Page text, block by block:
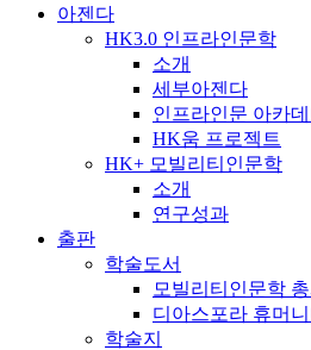
아젠다
HK3.0 인프라인문학
소개
세부아젠다
인프라인문 아카데
HK움 프로젝트
HK+ 모빌리티인문학
소개
연구성과
출판
학술도서
모빌리티인문학 총
디아스포라 휴머
학술지